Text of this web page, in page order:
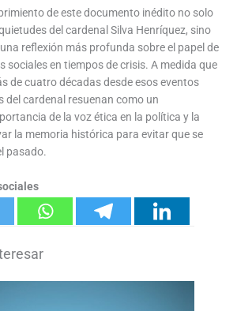
de este documento inédito no solo
del cardenal Silva Henríquez, sino
reflexión más profunda sobre el papel de
sociales en tiempos de crisis. A medida que
de cuatro décadas desde esos eventos
del cardenal resuenan como un
de la voz ética en la política y la
la memoria histórica para evitar que se
pasado.